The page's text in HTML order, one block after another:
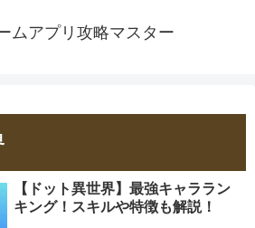
ムアプリ攻略マスター
【ドット異世界】最強キャララン
キング！スキルや特徴も解説！